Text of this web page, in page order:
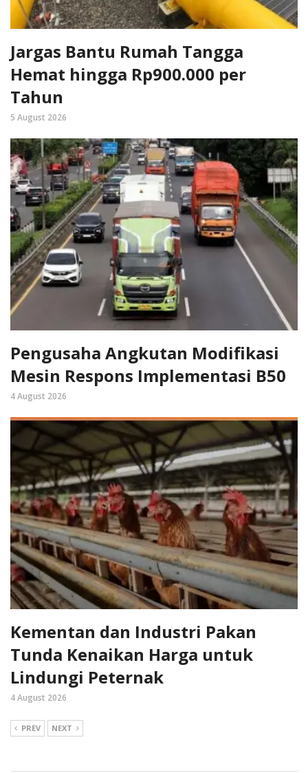
Jargas Bantu Rumah Tangga
Hemat hingga Rp900.000 per
Tahun
5 August 2026
Pengusaha Angkutan Modifikasi
Mesin Respons Implementasi B50
4 August 2026
Kementan dan Industri Pakan
Tunda Kenaikan Harga untuk
Lindungi Peternak
4 August 2026
PREV NEXT